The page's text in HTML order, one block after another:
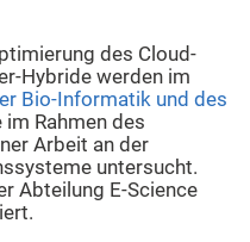
des Cloud-
Hybride werden im
Bio-Informatik und des
Rahmen des
Arbeit an der
untersucht.
Abteilung E-Science